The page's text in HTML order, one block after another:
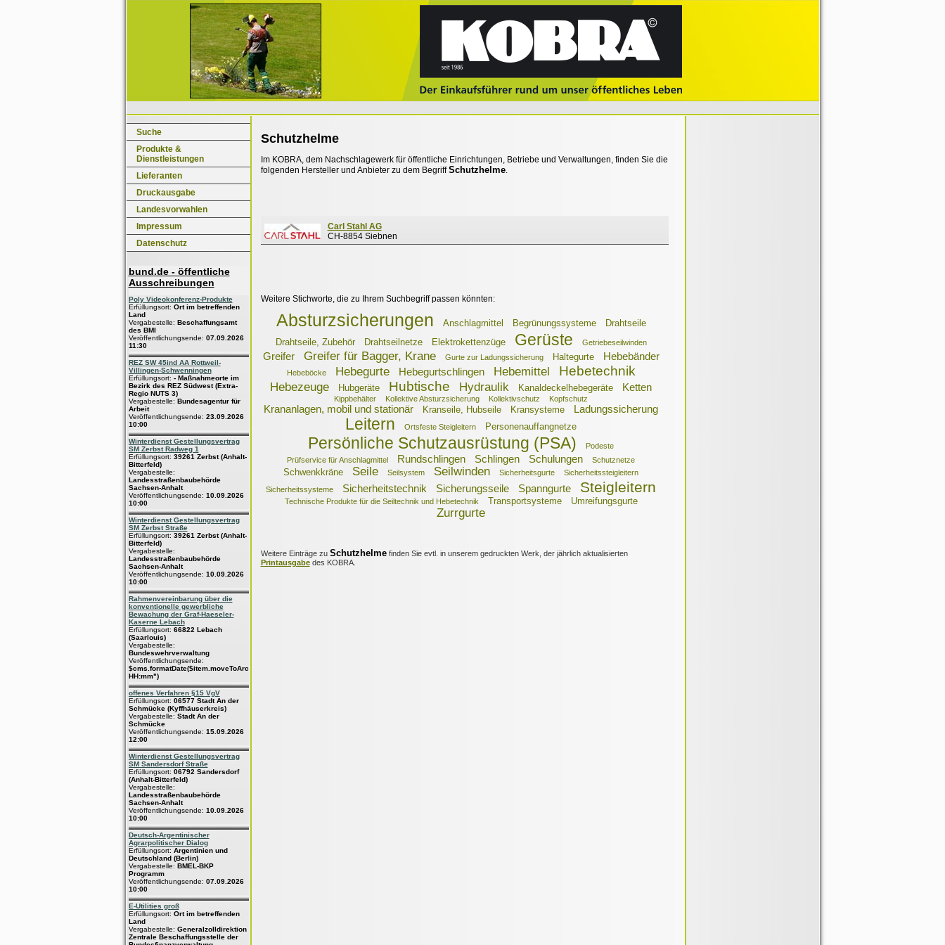
Suche
Produkte &
Dienstleistungen
Lieferanten
Druckausgabe
Landesvorwahlen
Impressum
Datenschutz
bund.de - öffentliche
Ausschreibungen
Poly Videokonferenz-Produkte
Erfüllungsort: Ort im betreffenden
Land
Vergabestelle: Beschaffungsamt
des BMI
Veröffentlichungsende: 07.09.2026
11:30
REZ SW 45ind AA Rottweil-
Villingen-Schwenningen
Erfüllungsort: - Maßnahmeorte im
Bezirk des REZ Südwest (Extra-
Regio NUTS 3)
Vergabestelle: Bundesagentur für
Arbeit
Veröffentlichungsende: 23.09.2026
10:00
Winterdienst Gestellungsvertrag
SM Zerbst Radweg 1
Erfüllungsort: 39261 Zerbst (Anhalt-
Bitterfeld)
Vergabestelle:
Landesstraßenbaubehörde
Sachsen-Anhalt
Veröffentlichungsende: 10.09.2026
10:00
Winterdienst Gestellungsvertrag
SM Zerbst Straße
Erfüllungsort: 39261 Zerbst (Anhalt-
Bitterfeld)
Vergabestelle:
Landesstraßenbaubehörde
Sachsen-Anhalt
Veröffentlichungsende: 10.09.2026
10:00
Rahmenvereinbarung über die
konventionelle gewerbliche
Bewachung der Graf-Haeseler-
Kaserne Lebach
Erfüllungsort: 66822 Lebach
(Saarlouis)
Vergabestelle:
Bundeswehrverwaltung
Veröffentlichungsende:
$cms.formatDate($item.moveToArchive,"dd.MM.yyyy
HH:mm")
offenes Verfahren §15 VgV
Erfüllungsort: 06577 Stadt An der
Schmücke (Kyffhäuserkreis)
Vergabestelle: Stadt An der
Schmücke
Veröffentlichungsende: 15.09.2026
12:00
Winterdienst Gestellungsvertrag
SM Sandersdorf Straße
Erfüllungsort: 06792 Sandersdorf
(Anhalt-Bitterfeld)
Vergabestelle:
Landesstraßenbaubehörde
Sachsen-Anhalt
Veröffentlichungsende: 10.09.2026
10:00
Deutsch-Argentinischer
Agrarpolitischer Dialog
Erfüllungsort: Argentinien und
Deutschland (Berlin)
Vergabestelle: BMEL-BKP
Programm
Veröffentlichungsende: 07.09.2026
10:00
E-Utilities groß
Erfüllungsort: Ort im betreffenden
Land
Vergabestelle: Generalzolldirektion
Zentrale Beschaffungsstelle der
Schutzhelme
Im KOBRA, dem Nachschlagewerk für öffentliche Einrichtungen, Betriebe und Verwaltungen, finden Sie die
folgenden Hersteller und Anbieter zu dem BegriffSchutzhelme.
Carl Stahl AG
CH-8854 Siebnen
Weitere Stichworte, die zu Ihrem Suchbegriff passen könnten:
Absturzsicherungen Anschlagmittel Begrünungssysteme
Drahtseile
Drahtseile, Zubehör
Drahtseilnetze Elektrokettenzüge Gerüste Getriebeseilwinden
Greifer Greifer für Bagger, Krane Gurte zur Ladungssicherung Haltegurte Hebebänder
Hebeböcke Hebegurte Hebegurtschlingen Hebemittel Hebetechnik
Hebezeuge Hubgeräte Hubtische Hydraulik Kanaldeckelhebegeräte Ketten
Kippbehälter Kollektive Absturzsicherung Kollektivschutz Kopfschutz
Krananlagen, mobil und stationär Kranseile, Hubseile Kransysteme Ladungssicherung
Leitern Ortsfeste Steigleitern Personenauffangnetze
Persönliche Schutzausrüstung (PSA)
Podeste
Prüfservice für Anschlagmittel
Rundschlingen Schlingen Schulungen Schutznetze
Schwenkkräne Seile Seilsystem Seilwinden Sicherheitsgurte
Sicherheitssteigleitern
Sicherheitssysteme
Sicherheitstechnik Sicherungsseile Spanngurte Steigleitern
Technische Produkte für die Seiltechnik und Hebetechnik Transportsysteme Umreifungsgurte
Zurrgurte
Weitere Einträge zu Schutzhelmefinden Sie evtl. in unserem gedruckten Werk, der jährlich aktualisierten
Printausgabedes KOBRA.